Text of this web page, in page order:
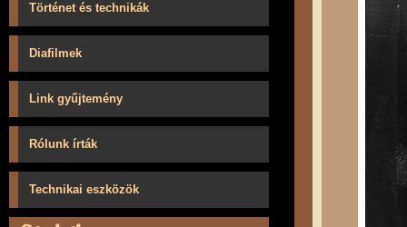
Történet és technikák
Diafilmek
Link gyűjtemény
Rólunk írták
Technikai eszközök